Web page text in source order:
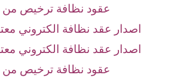
عقود نظافة ترخيص من
اصدار عقد نظافة الكتروني
اصدار عقد نظافة الكتروني
عقود نظافة ترخيص من